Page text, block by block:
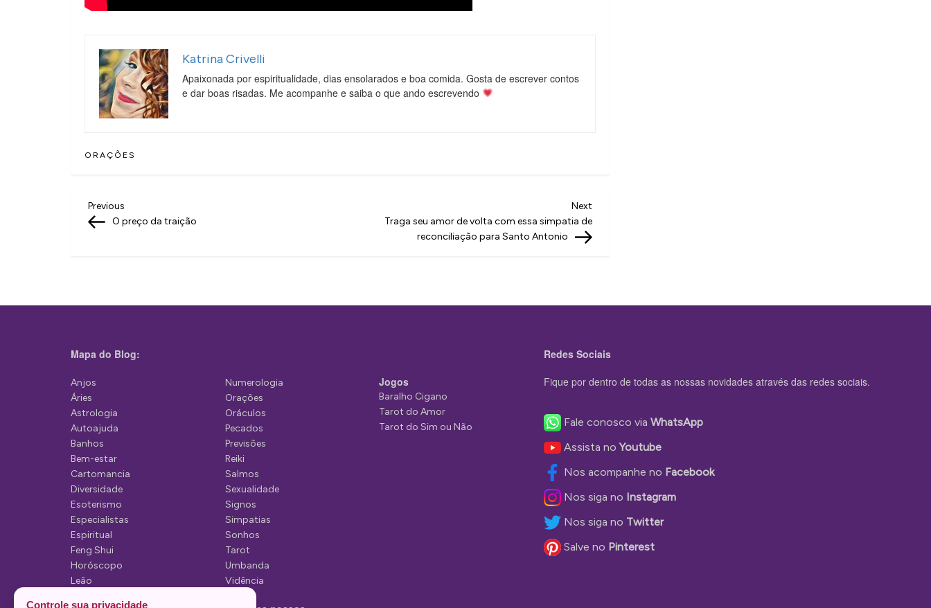
Katrina Crivelli
Apaixonada por espiritualidade, dias ensolarados e boa comida. Gosta de escrever contos
e dar boas risadas. Me acompanhe e saiba o que ando escrevendo
ORAÇÕES
N
a
g
ç
o
d
e
P
o
s
t
Previous
Post
Previous
O preço da traição
Post
Next
Traga seu amor de volta com essa simpatia de
reconciliação para Santo Antonio
Mapa do Blog:
Anjos
Áries
Astrologia
Autoajuda
Banhos
Bem-estar
Cartomancia
Diversidade
Esoterismo
Especialistas
Espiritual
Feng Shui
Horóscopo
Leão
Numerologia
Orações
Oráculos
Pecados
Previsões
Reiki
Salmos
Sexualidade
Signos
Simpatias
Sonhos
Tarot
Umbanda
Vidência
Jogos
Baralho Cigano
Tarot do Amor
Tarot do Sim ou Não
Redes Sociais
Fique por dentro de todas as nossas novidades através das redes sociais.
Fale conosco via WhatsApp
Assista noYoutube
Nos acompanhe no Facebook
Nos siga no Instagram
Nos siga no Twitter
Salve no Pinterest
Controle sua privacidade